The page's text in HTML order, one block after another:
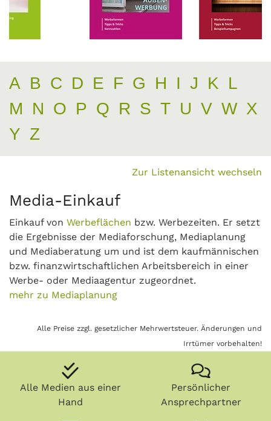
A B C D E F G H I J K L
M
N O P Q R S T U V W X
Y Z
Zur Listenansicht wechseln
Media-Einkauf
Einkauf von Werbeflächen bzw. Werbezeiten. Er setzt
die Ergebnisse der Mediaforschung, Mediaplanung
und Mediaberatung um und ist dem kaufmännischen
bzw. finanzwirtschaftlichen Arbeitsbereich in einer
Werbe- oder Mediaagentur zugeordnet.
mehr zu Mediaplanung
Alle Preise zzgl. gesetzlicher Mehrwertsteuer. Änderungen und
Irrtümer vorbehalten!
Alle Medien aus einer
Hand
Persönlicher
Ansprechpartner